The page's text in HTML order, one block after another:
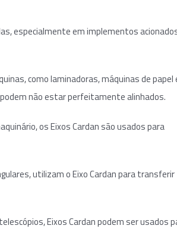
especialmente em implementos
como laminadoras, máquinas de papel
não estar perfeitamente alinhados.
os Eixos Cardan são usados para
utilizam o Eixo Cardan para transferir
Eixos Cardan podem ser usados